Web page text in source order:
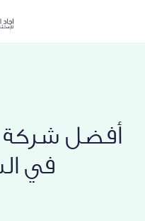
أفضل
في